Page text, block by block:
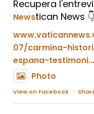
Recupera
Newstican News 👇
07/carmina-
espana-testimoni...
Photo
View on Facebook ·